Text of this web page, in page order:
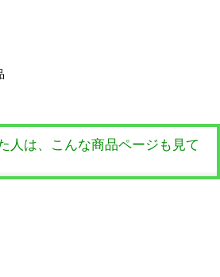
人は、こんな商品ページも見て